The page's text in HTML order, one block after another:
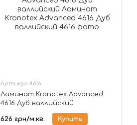
Артикул: 4616
Ламинат Kronotex Advanced
4616 Дуб валлийский
626 грн/м.кв.
Купить